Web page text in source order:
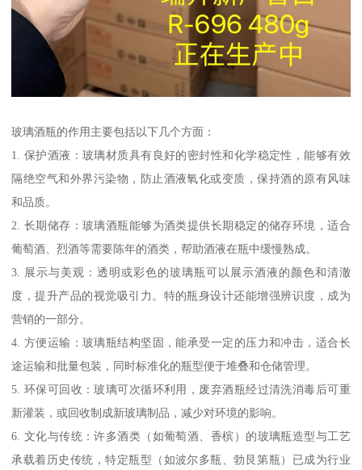
玻璃酒瓶的作用主要包括以下几个方面：
1. 保护酒液：玻璃材质具有良好的密封性和化学稳定性，能够有效
隔绝空气和外界污染物，防止酒液氧化或变质，保持酒的原有风味
和品质。
2. 长期储存：玻璃酒瓶能够为酒类提供长期稳定的储存环境，适合
葡萄酒、烈酒等需要陈年的酒类，帮助酒液在瓶中缓慢熟成。
3. 展示与美观：透明或彩色的玻璃瓶可以展示酒液的颜色和清澈
度，提升产品的视觉吸引力。特的瓶身设计还能增强辨识度，成为
营销的一部分。
4. 方便运输：玻璃瓶结构坚固，能承受一定的压力和冲击，适合长
途运输和批量包装，同时标准化的瓶型便于堆叠和仓储管理。
5. 环保可回收：玻璃可次循环利用，废弃酒瓶经过清洗消毒后可重
新灌装，或回收制成新玻璃制品，减少对环境的影响。
6. 文化与传统：许多酒类（如葡萄酒、香槟）的玻璃瓶造型与工艺
承载着历史传统，特定瓶型（如波尔多瓶、勃艮第瓶）已成为行业